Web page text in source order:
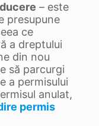
– este
presupune
ce
a dreptului
din nou
să parcurgi
a permisului
anulat,
permis